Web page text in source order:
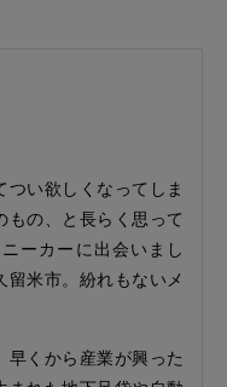
い欲しくなってしま
の、と長らく思って
ーカーに出会いまし
米市。紛れもないメ
くから産業が興った